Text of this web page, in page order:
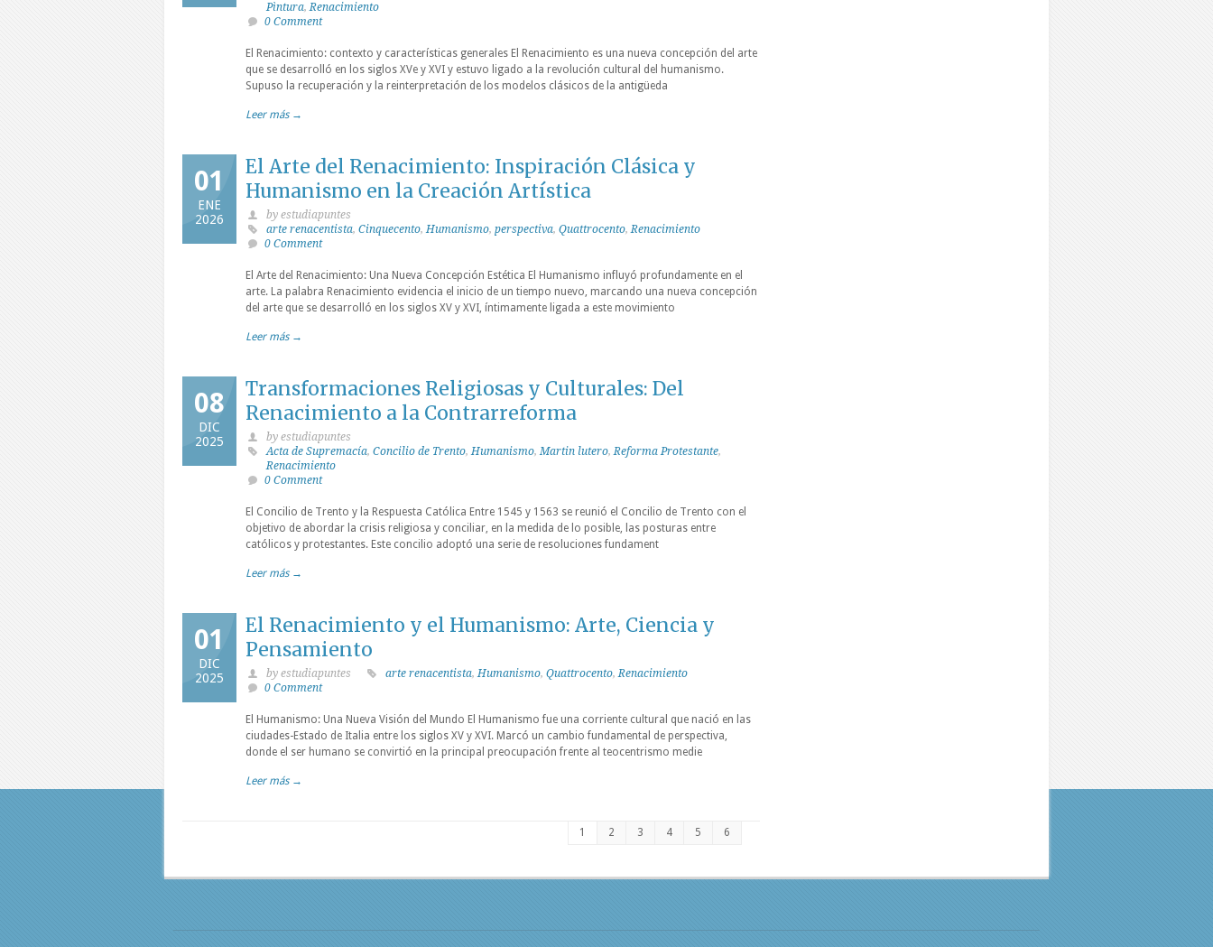
Pìntura,Renacimiento
0 Comment
El Renacimiento: contexto y características generales El Renacimiento es una nueva concepción del arte
que se desarrolló en los siglos XVe y XVI y estuvo ligado a la revolución cultural del humanismo.
Supuso la recuperación y la reinterpretación de los modelos clásicos de la antigüeda
Leer más →
01
ENE
2026
El Arte del Renacimiento: Inspiración Clásica y
Humanismo en la Creación Artística
by estudiapuntes
arte renacentista, Cinquecento,Humanismo, perspectiva, Quattrocento,Renacimiento
0 Comment
El Arte del Renacimiento: Una Nueva Concepción Estética El Humanismo influyó profundamente en el
arte. La palabra Renacimiento evidencia el inicio de un tiempo nuevo, marcando una nueva concepción
del arte que se desarrolló en los siglos XV y XVI, íntimamente ligada a este movimiento
Leer más →
08
DIC
2025
Transformaciones Religiosas y Culturales: Del
Renacimiento a la Contrarreforma
by estudiapuntes
Acta de Supremacía, Concilio de Trento,Humanismo,Martin lutero,Reforma Protestante,
Renacimiento
0 Comment
El Concilio de Trento y la Respuesta Católica Entre 1545 y 1563 se reunió el Concilio de Trento con el
objetivo de abordar la crisis religiosa y conciliar, en la medida de lo posible, las posturas entre
católicos y protestantes. Este concilio adoptó una serie de resoluciones fundament
Leer más →
01
DIC
2025
El Renacimiento y el Humanismo: Arte, Ciencia y
Pensamiento
by estudiapuntes arte renacentista,Humanismo, Quattrocento,Renacimiento
0 Comment
El Humanismo: Una Nueva Visión del Mundo El Humanismo fue una corriente cultural que nació en las
ciudades-Estado de Italia entre los siglos XV y XVI. Marcó un cambio fundamental de perspectiva,
donde el ser humano se convirtió en la principal preocupación frente al teocentrismo medie
Leer más →
1 2 3 4 5 6